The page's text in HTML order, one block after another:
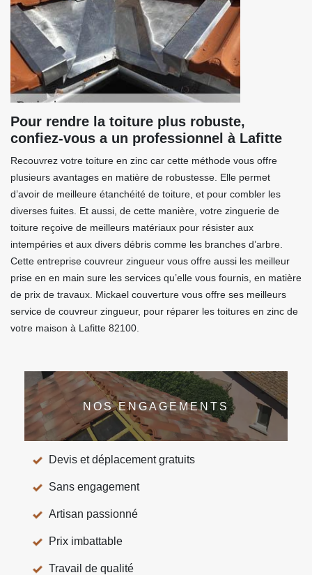
Pour rendre la toiture plus robuste,
confiez-vous a un professionnel à Lafitte
Recouvrez votre toiture en zinc car cette méthode vous offre
plusieurs avantages en matière de robustesse. Elle permet
d’avoir de meilleure étanchéité de toiture, et pour combler les
diverses fuites. Et aussi, de cette manière, votre zinguerie de
toiture reçoive de meilleurs matériaux pour résister aux
intempéries et aux divers débris comme les branches d’arbre.
Cette entreprise couvreur zingueur vous offre aussi les meilleur
prise en en main sure les services qu’elle vous fournis, en matière
de prix de travaux. Mickael couverture vous offre ses meilleurs
service de couvreur zingueur, pour réparer les toitures en zinc de
votre maison à Lafitte 82100.
NOS ENGAGEMENTS
Devis et déplacement gratuits
Sans engagement
Artisan passionné
Prix imbattable
Travail de qualité